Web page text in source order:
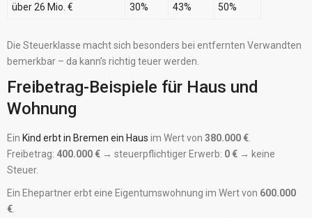
über 26 Mio. € 30% 43% 50%
Die Steuerklasse macht sich besonders bei entfernten Verwandten
bemerkbar – da kann’s richtig teuer werden.
Freibetrag-Beispiele für Haus und
Wohnung
Ein Kind erbt in Bremen ein Haus im Wert von 380.000 €
Freibetrag: 400.000 € → steuerpflichtiger Erwerb: 0 € → keine
Steuer.
Ein Ehepartner erbt eine Eigentumswohnung im Wert von 600.000
€